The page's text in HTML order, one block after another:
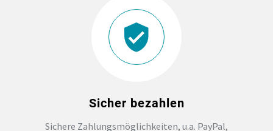
Sicher bezahlen
Sichere Zahlungsmöglichkeiten, u.a. PayPal,